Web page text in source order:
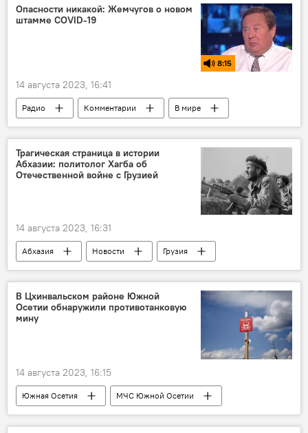
Конкурс "Первая четверть"
Опасности никакой: Жемчугов о новом
штамме COVID-19
8:15
14 августа 2023, 16:41
Радио Комментарии
В мире
Коронавирус
Вакцинация
Новости
Цхинвал
Трагическая страница в истории
Абхазии: политолог Хагба об
Отечественной войне с Грузией
14 августа 2023, 16:31
Абхазия Новости
Грузия
Политика
Общество
Кавказ
История
В Цхинвальском районе Южной
Осетии обнаружили противотанковую
мину
14 августа 2023, 16:15
Южная Осетия
МЧС Южной Осетии
Цхинвальский район РЮО
Происшествия